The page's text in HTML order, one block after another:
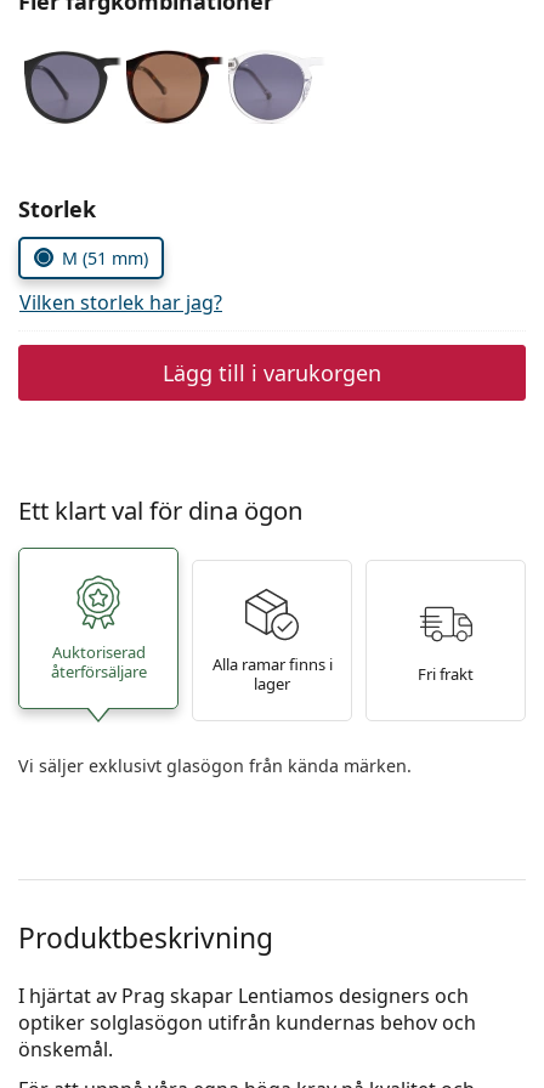
Persol
Prada
Upptäck alla
Välj parametrar
Storlek
M (51 mm)
Vilken storlek har jag?
Lägg till i varukorgen
Ett klart val för dina ögon
Auktoriserad
återförsäljare
Alla ramar finns i
lager
Fri frakt
Vi säljer exklusivt glasögon från kända märken.
Produktbeskrivning
I hjärtat av Prag skapar Lentiamos designers och
optiker solglasögon utifrån kundernas behov och
önskemål.